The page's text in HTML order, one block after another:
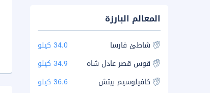
المعالم البارزة
شاطئ فارسا
34.0 كيلو
قوس قصر عادل شاه
34.9 كيلو
كافيلوسيم بيتش
36.6 كيلو